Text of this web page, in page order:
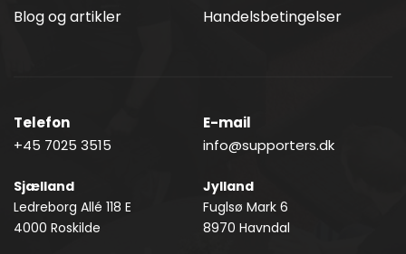
Blog og artikler Handelsbetingelser
Telefon
﻿+45 7025 3515
Sjælland
Ledreborg Allé 118 E
4000 Roskilde
E-mail﻿
info@supporters.dk
Jylland
﻿Fuglsø Mark 6
8970 Havndal